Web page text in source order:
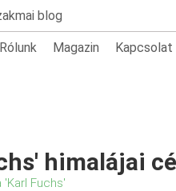
blog
Rólunk Magazin Kapcsolat
himalájai
Fuchs'